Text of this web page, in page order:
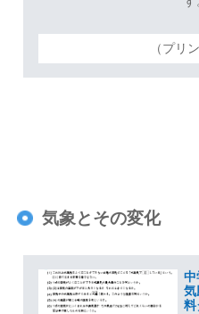
（プリ
気象とその変化
中
料